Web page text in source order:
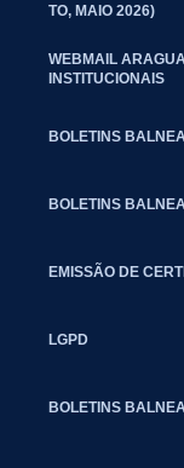
TO, MAIO 2026)
WEBMAIL
INSTITUCIONAIS
BOLETINS
BOLETINS
EMISSÃO DE
LGPD
BOLETINS